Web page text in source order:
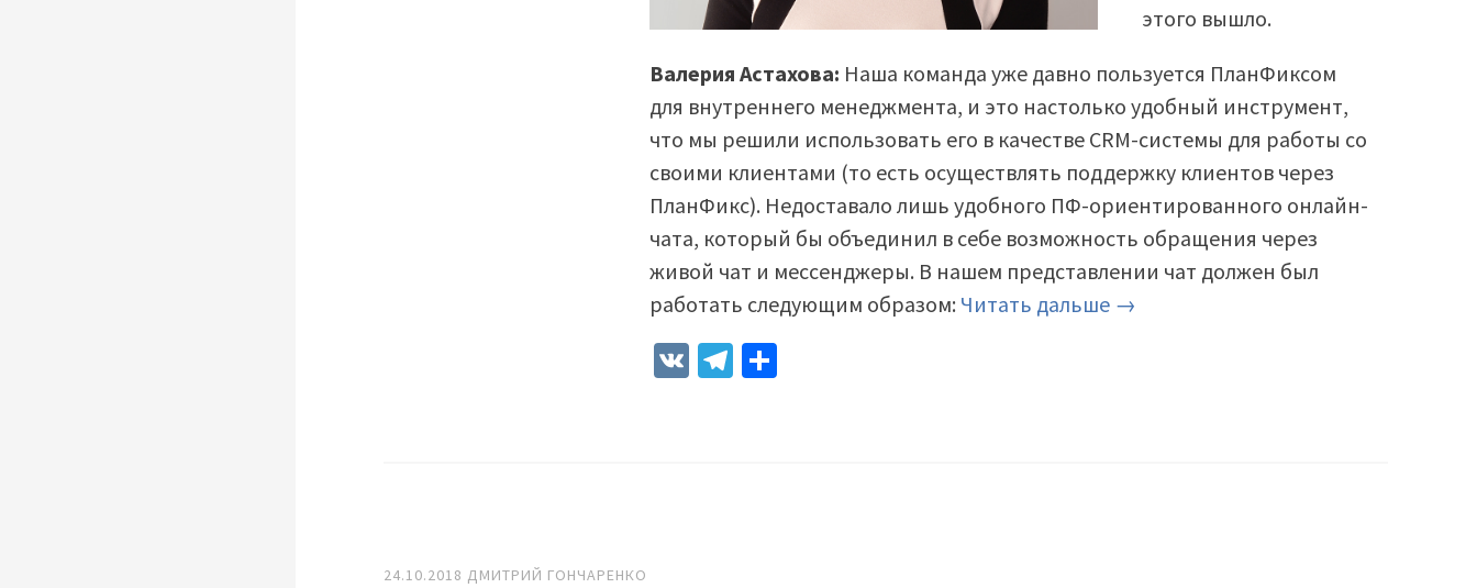
этого вышло.
Валерия Астахова: Наша команда уже давно пользуется ПланФиксом
для внутреннего менеджмента, и это настолько удобный инструмент,
что мы решили использовать его в качестве CRM-системы для работы со
своими клиентами (то есть осуществлять поддержку клиентов через
ПланФикс). Недоставало лишь удобного ПФ-ориентированного онлайн-
чата, который бы объединил в себе возможность обращения через
живой чат и мессенджеры. В нашем представлении чат должен был
работать следующим образом: Читать дальше →
VK Telegram
24.10.2018 ДМИТРИЙ ГОНЧАРЕНКО